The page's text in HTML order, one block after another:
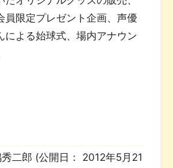
員限定プレゼント企画、声優
による始球式、場内アナウン
二郎 (公開日： 2012年5月21